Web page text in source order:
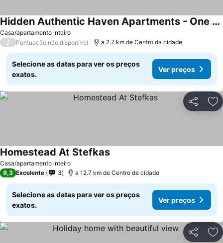
Casa/apartamento inteiro
Hidden Authentic Haven Apartments - One Bedroom Apartment With Terrace
/ Pontuação não disponível a 2.7 km de Centro da cidade
Selecione as datas para ver os preços
exatos.
Ver preços
Partilhar
Casa/apartamento inteiro
Homestead At Stefkas
9,3 Excelente 3 a 12.7 km de Centro da cidade
Selecione as datas para ver os preços
exatos.
Ver preços
Partilhar